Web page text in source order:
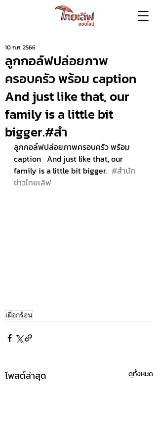
ลูกกอล์ฟปล่อยภาพ
ครอบครัว พร้อม caption
And just like that, our
family is a little bit
bigger.#สำ
10 ก.ค. 2566
ลูกกอล์ฟปล่อยภาพครอบครัว พร้อม
caption   And just like that, our
family is a little bit bigger. #สำนัก
ข่าวไทยเลิฟ
เผือกร้อน
โพสต์ล่าสุด ดูทั้งหมด